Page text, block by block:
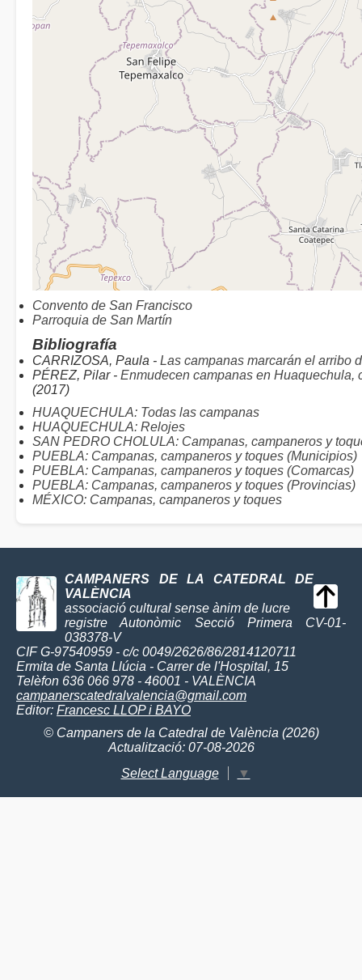
Convento de San Francisco
Parroquia de San Martín
Bibliografía
CARRIZOSA, Paula - Las campanas marcarán el arribo
PÉREZ, Pilar - Enmudecen campanas en Huaquechula,
(2017)
HUAQUECHULA: Todas las campanas
HUAQUECHULA: Relojes
SAN PEDRO CHOLULA: Campanas, campaneros y
PUEBLA: Campanas, campaneros y toques (Municipios)
PUEBLA: Campanas, campaneros y toques (Comarcas)
PUEBLA: Campanas, campaneros y toques (Provincias)
MÉXICO: Campanas, campaneros y toques
CAMPANERS DE LA CATEDRAL DE
VALÈNCIA
associació cultural sense ànim de lucre
registre Autonòmic Secció Primera CV-01-
038378-V
CIF G-97540959 - c/c 0049/2626/86/2814120711
Ermita de Santa Llúcia - Carrer de l'Hospital, 15
Telèfon 636 066 978 - 46001 - VALÈNCIA
campanerscatedralvalencia@gmail.com
Editor: Francesc LLOP i BAYO
© Campaners de la Catedral de València (2026)
Actualització: 07-08-2026
Select Language
▼